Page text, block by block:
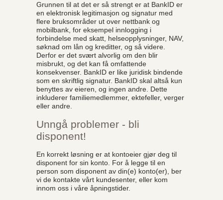
Grunnen til at det er så strengt er at BankID er
en elektronisk legitimasjon og signatur med
flere bruksområder ut over nettbank og
mobilbank, for eksempel innlogging i
forbindelse med skatt, helseopplysninger, NAV,
søknad om lån og kreditter, og så videre.
Derfor er det svært alvorlig om den blir
misbrukt, og det kan få omfattende
konsekvenser. BankID er like juridisk bindende
som en skriftlig signatur. BankID skal altså kun
benyttes av eieren, og ingen andre. Dette
inkluderer familiemedlemmer, ektefeller, verger
eller andre.
Unngå problemer - bli
disponent!
En korrekt løsning er at kontoeier gjør deg til
disponent for sin konto. For å legge til en
person som disponent av din(e) konto(er), ber
vi de kontakte vårt kundesenter, eller kom
innom oss i våre åpningstider.